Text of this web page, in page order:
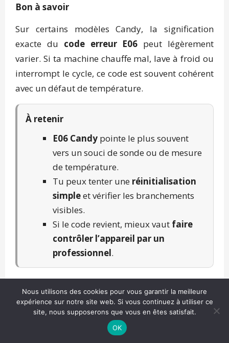
Bon à savoir
Sur certains modèles Candy, la signification
exacte du code erreur E06 peut légèrement
varier. Si ta machine chauffe mal, lave à froid ou
interrompt le cycle, ce code est souvent cohérent
avec un défaut de température.
À retenir
E06 Candy pointe le plus souvent
vers un souci de sonde ou de mesure
de température.
Tu peux tenter une réinitialisation
simpleet vérifier les branchements
visibles.
Si le code revient, mieux vaut faire
contrôler l’appareil par un
professionnel.
Voir aussi : Code erreur E05 Candy,Code
erreur E07 Candy,Réinitialisation lave-
Lave-linge Candy ne
Programme bloqué Candy
Nous utilisons des cookies pour vous garantir la meilleure
expérience sur notre site web. Si vous continuez à utiliser ce
site, nous supposerons que vous en êtes satisfait.
OK